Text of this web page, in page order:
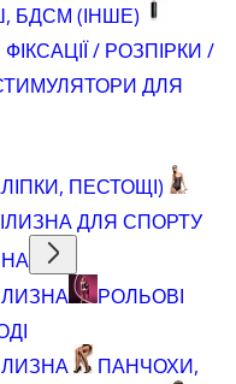
БДСМ (ІНШЕ)
/ РОЗПІРКИ /
ДЛЯ
ПЕСТОЩІ)
ДЛЯ СПОРТУ
РОЛЬОВІ
ПАНЧОХИ,